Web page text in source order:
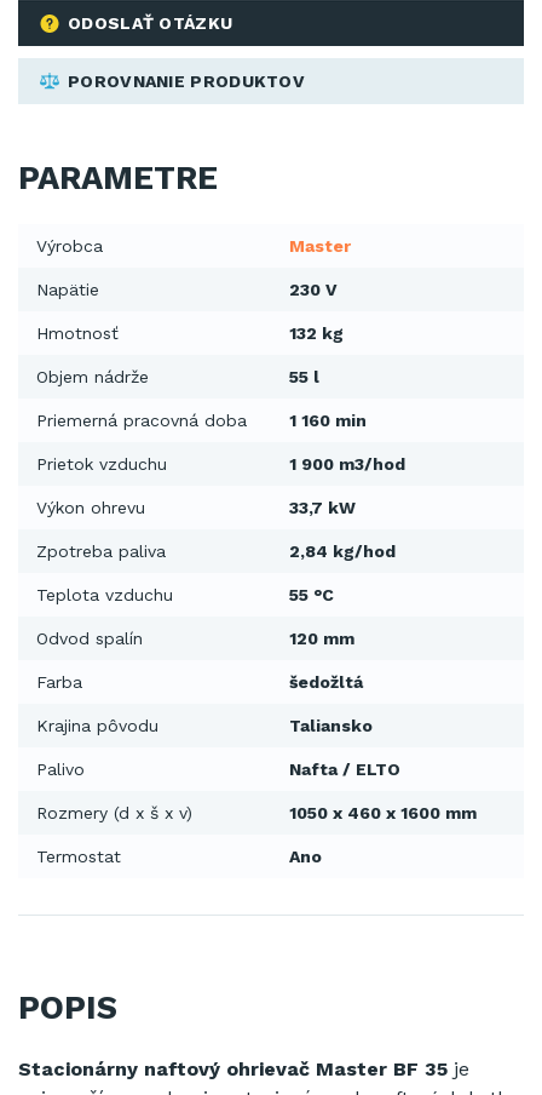
ODOSLAŤ OTÁZKU
POROVNANIE PRODUKTOV
PARAMETRE
Výrobca Master
Napätie 230 V
Hmotnosť 132 kg
Objem nádrže 55 l
Priemerná pracovná doba 1 160 min
Prietok vzduchu 1 900 m3/hod
Výkon ohrevu 33,7 kW
Zpotreba paliva 2,84 kg/hod
Teplota vzduchu 55 °C
Odvod spalín 120 mm
Farba šedožltá
Krajina pôvodu Taliansko
Palivo Nafta / ELTO
Rozmery (d x š x v) 1050 x 460 x 1600 mm
Termostat Ano
POPIS
Stacionárny naftový ohrievač Master BF 35 je